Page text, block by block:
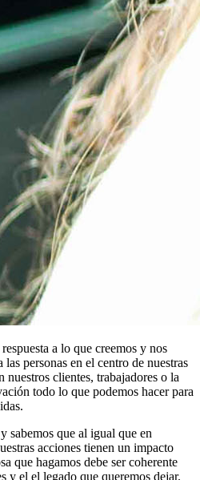
a lo que creemos y nos
personas en el centro de nuestras
nuestros clientes, trabajadores o la
todo lo que podemos hacer para
sabemos que al igual que en
acciones tienen un impacto
que hagamos debe ser coherente
y el el legado que queremos dejar.